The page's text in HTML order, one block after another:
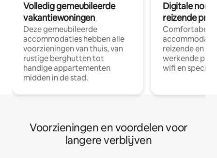
Volledig gemeubileerde
vakantiewoningen
Deze gemeubileerde
accommodaties hebben alle
voorzieningen van thuis, van
rustige berghutten tot
handige appartementen
midden in de stad.
Digitale
reizende
Comfortabele
reizende en
werkende
wifi en
Voorzieningen en voordelen voor
langere verblijven